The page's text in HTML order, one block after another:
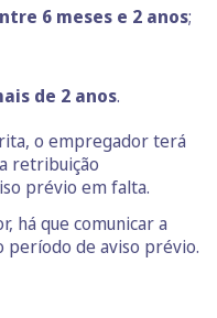
6 meses e 2 anos;
de 2 anos.
o empregador terá
retribuição
prévio em falta.
há que comunicar a
período de aviso prévio.